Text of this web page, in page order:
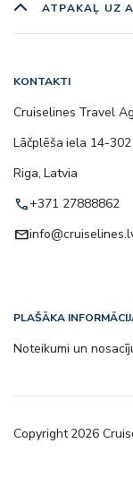
ATPAKAĻ UZ
KONTAKTI
Cruiselines Travel
Lāčplēša iela 14-302
Riga, Latvia
call+371 27888862
email
PLAŠĀKA
Noteikumi un
Copyright2026